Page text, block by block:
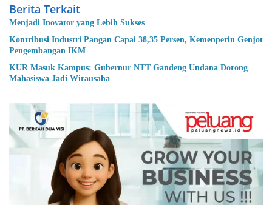
Berita Terkait
Menjadi Inovator yang Lebih Sukses
Kontribusi Industri Pangan Capai 38,35 Persen, Kemenperin Genjot
Pengembangan IKM
KUR Masuk Kampus: Gubernur NTT Gandeng Undana Dorong
Mahasiswa Jadi Wirausaha